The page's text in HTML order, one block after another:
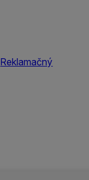
Reklamačný